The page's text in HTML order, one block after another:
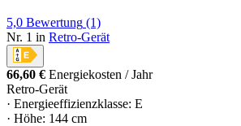
5,0 Bewertung (1)
Nr. 1 in Retro-Gerät
66,60 € Energiekosten / Jahr
Retro-Gerät
· Energieeffizienzklasse: E
· Höhe: 144 cm